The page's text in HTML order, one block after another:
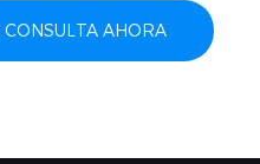
CONSULTA AHORA